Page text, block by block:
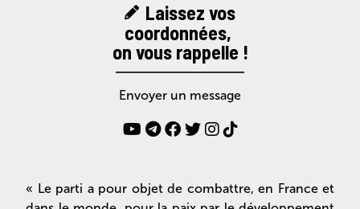
Laissez vos
coordonnées,
on vous rappelle !
Envoyer un message
« Le parti a pour objet de combattre, en France et